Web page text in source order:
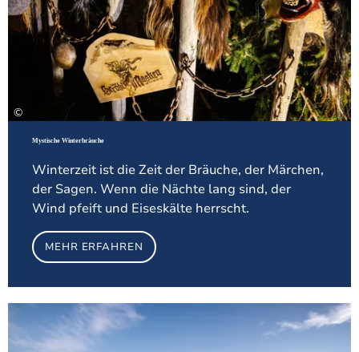
©
Mystische Winterbräuche
Winterzeit ist die Zeit der Bräuche, der Märchen,
der Sagen. Wenn die Nächte lang sind, der
Wind pfeift und Eiseskälte herrscht.
MEHR ERFAHREN